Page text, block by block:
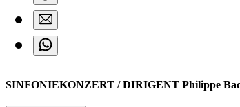
SINFONIEKONZERT / DIRIGENT Philippe